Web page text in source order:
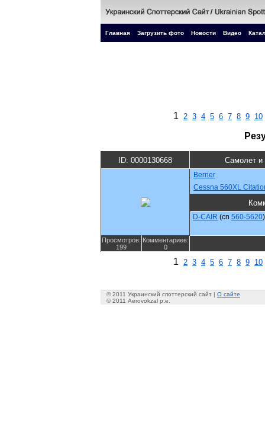
Главная Загрузить фото Новости Видео
1 2 3 4 5 6 7 8 9 10
ID: 0000130668 Самолет и
Berner
Cessna 560XL
D-CAIR (cn 560-5620)
Просмотров:
199
Комментариев:
0
1 2 3 4 5 6 7 8 9 10
© 2011 Украинский споттерский сайт | О сайте
© 2011 Aerovokzal p.e.